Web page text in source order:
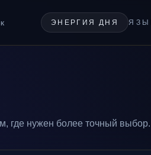
ЭНЕРГИЯ ДНЯ
где нужен более точный выбор.